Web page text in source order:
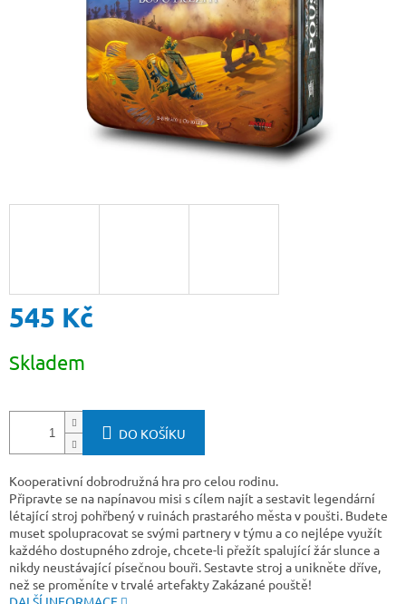
545 Kč
cena:
Skladem
DO KOŠÍKU
Kooperativní dobrodružná hra pro celou rodinu.
Připravte se na napínavou misi s cílem najít a sestavit legendární
létající stroj pohřbený v ruinách prastarého města v poušti. Budete
muset spolupracovat se svými partnery v týmu a co nejlépe využít
každého dostupného zdroje, chcete-li přežít spalující žár slunce a
nikdy neustávající písečnou bouři. Sestavte stroj a unikněte dříve,
než se proměníte v trvalé artefakty Zakázané pouště!